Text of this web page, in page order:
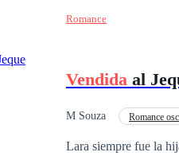
Romance
Vendida al
M Souza Romance
Lara siempre fue la